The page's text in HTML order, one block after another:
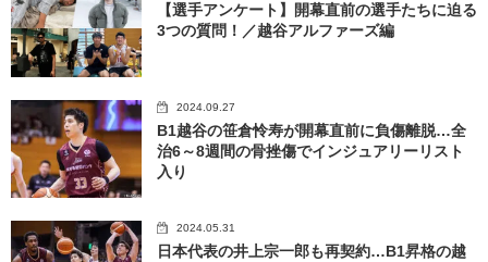
【選手アンケート】開幕直前の選手たちに迫る
3つの質問！／越谷アルファーズ編
2024.09.27
B1越谷の笹倉怜寿が開幕直前に負傷離脱…全
治6～8週間の骨挫傷でインジュアリーリスト
入り
2024.05.31
日本代表の井上宗一郎も再契約…B1昇格の越